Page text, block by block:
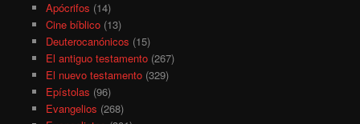
Apócrifos (14)
Cine bíblico(13)
Deuterocanónicos (15)
El antiguo testamento(267)
El nuevo testamento(329)
Epístolas (96)
Evangelios (268)